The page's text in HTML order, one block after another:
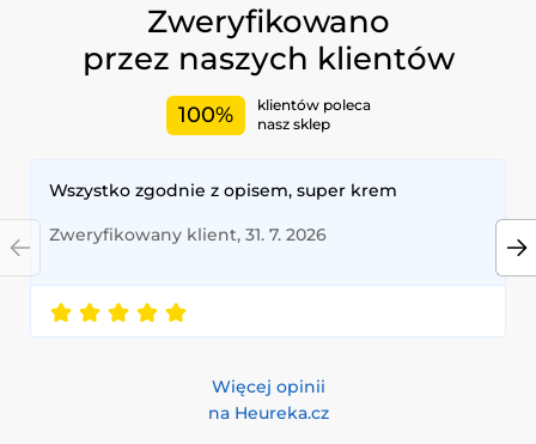
Zweryfikowano
przez naszych klientów
100%
klientów poleca
nasz sklep
Wszystko zgodnie z opisem, super krem
Zweryfikowany klient, 31. 7. 2026
Więcej opinii
na Heureka.cz